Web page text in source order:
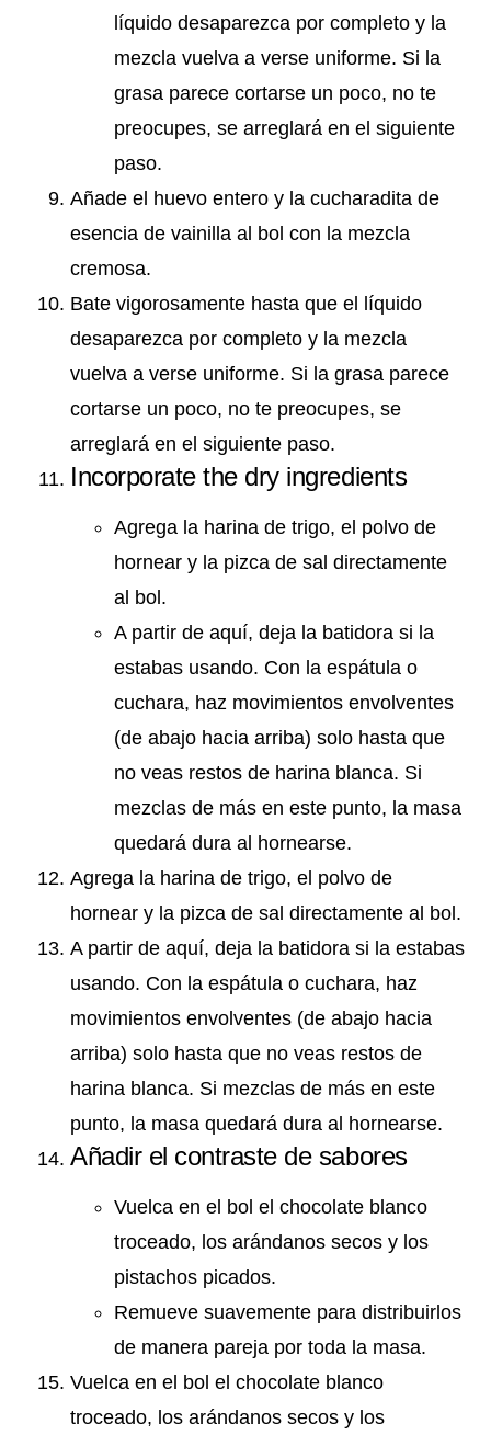
líquido desaparezca por completo y la
mezcla vuelva a verse uniforme. Si la
grasa parece cortarse un poco, no te
preocupes, se arreglará en el siguiente
paso.
Añade el huevo entero y la cucharadita de
esencia de vainilla al bol con la mezcla
cremosa.
Bate vigorosamente hasta que el líquido
desaparezca por completo y la mezcla
vuelva a verse uniforme. Si la grasa parece
cortarse un poco, no te preocupes, se
arreglará en el siguiente paso.
Incorporate the dry ingredients
Agrega la harina de trigo, el polvo de
hornear y la pizca de sal directamente
al bol.
A partir de aquí, deja la batidora si la
estabas usando. Con la espátula o
cuchara, haz movimientos envolventes
(de abajo hacia arriba) solo hasta que
no veas restos de harina blanca. Si
mezclas de más en este punto, la masa
quedará dura al hornearse.
Agrega la harina de trigo, el polvo de
hornear y la pizca de sal directamente al bol.
A partir de aquí, deja la batidora si la estabas
usando. Con la espátula o cuchara, haz
movimientos envolventes (de abajo hacia
arriba) solo hasta que no veas restos de
harina blanca. Si mezclas de más en este
punto, la masa quedará dura al hornearse.
Añadir el contraste de sabores
Vuelca en el bol el chocolate blanco
troceado, los arándanos secos y los
pistachos picados.
Remueve suavemente para distribuirlos
de manera pareja por toda la masa.
Vuelca en el bol el chocolate blanco
troceado, los arándanos secos y los